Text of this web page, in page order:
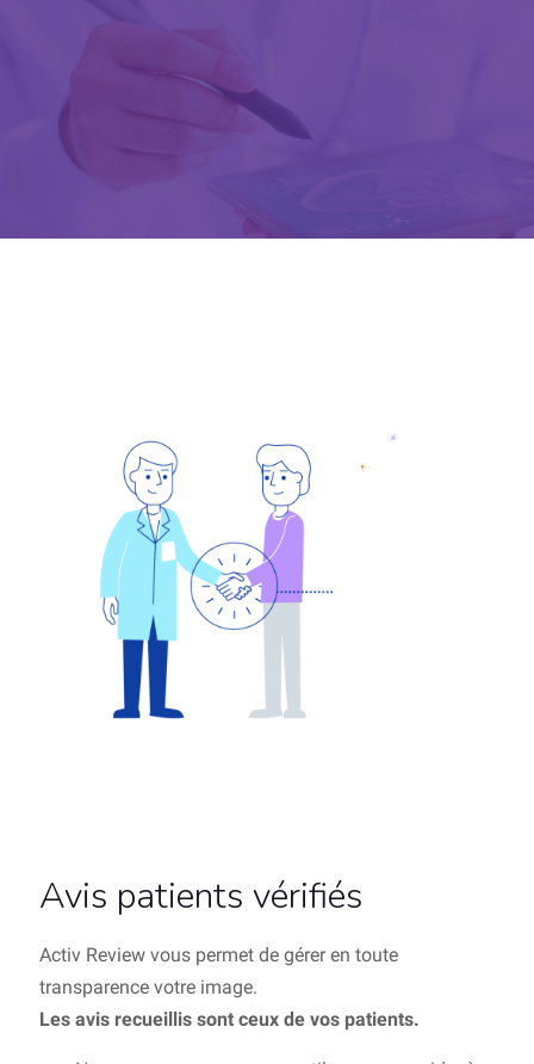
Avis patients vérifiés
Activ Review vous permet de gérer en toute
transparence votre image.
Les avis recueillis sont ceux de vos patients.